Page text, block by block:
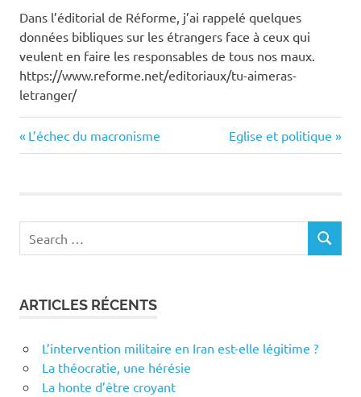
Dans l’éditorial de Réforme, j’ai rappelé quelques
données bibliques sur les étrangers face à ceux qui
veulent en faire les responsables de tous nos maux.
https://www.reforme.net/editoriaux/tu-aimeras-
letranger/
Navigation
Previous
Post:
L’échec du macronisme
Next
Post:
Eglise et politique
for:
SEARCH
ARTICLES RÉCENTS
L’intervention militaire en Iran est-elle légitime ?
La théocratie, une hérésie
La honte d’être croyant